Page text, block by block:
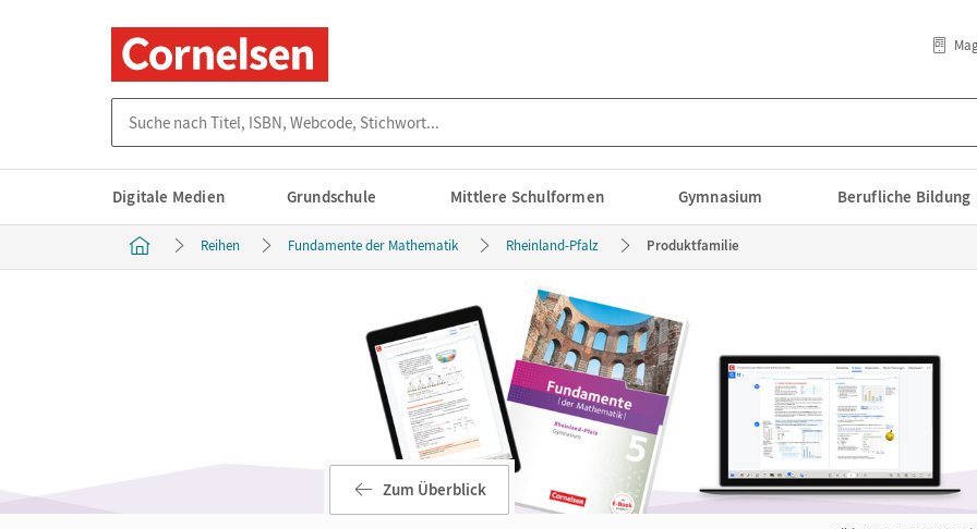
Digitale Medien Grundschule Mittlere Schulformen Gymnasium Berufliche Bildung
Reihen Fundamente der Mathematik Rheinland-Pfalz Produktfamilie
Zum Überblick